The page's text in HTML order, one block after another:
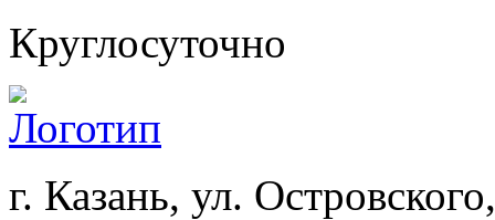
Круглосуточно
г. Казань, ул.